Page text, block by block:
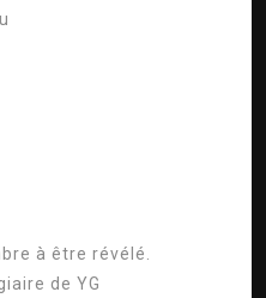
à être révélé.
de YG